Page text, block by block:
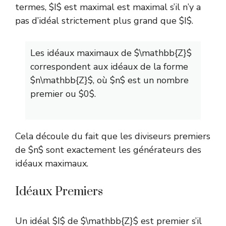
termes, $I$ est maximal est maximal s’il n’y a
pas d’idéal strictement plus grand que $I$.
Les idéaux maximaux de $\mathbb{Z}$
correspondent aux idéaux de la forme
$n\mathbb{Z}$, où $n$ est un nombre
premier ou $0$.
Cela découle du fait que les diviseurs premiers
de $n$ sont exactement les générateurs des
idéaux maximaux.
Idéaux Premiers
Un idéal $I$ de $\mathbb{Z}$ est premier s’il